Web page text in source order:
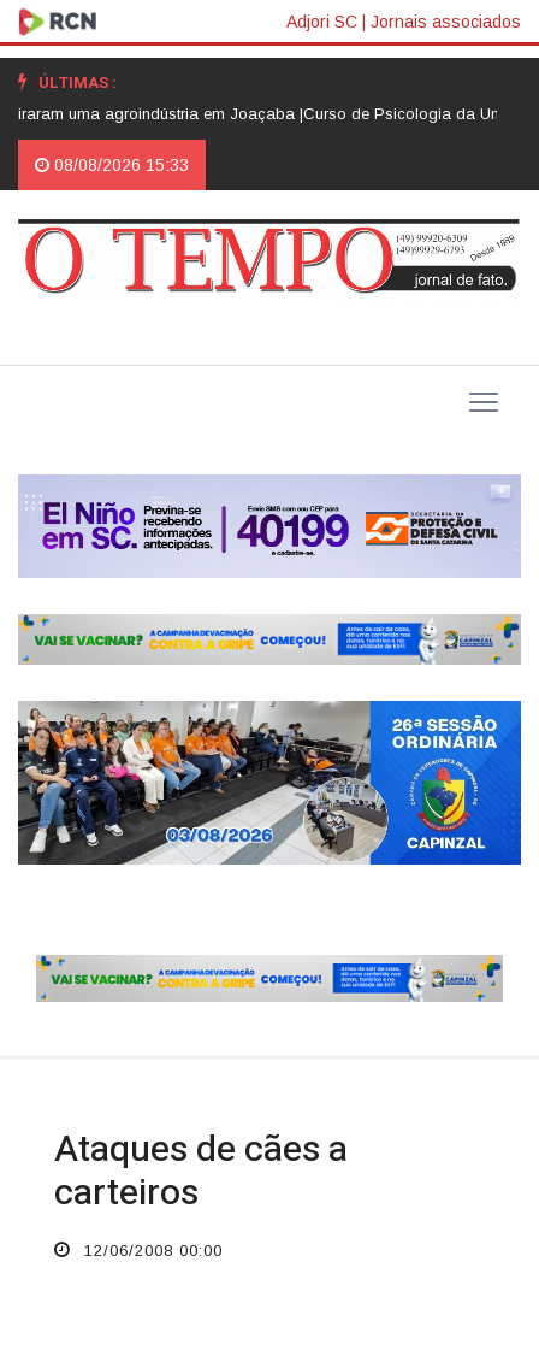
Adjori SC | Jornais associados
ÚLTIMAS :
uma agroindústria em Joaçaba |Curso de Psicologia da Unoesc
08/08/2026 15:33
Ataques de cães a
carteiros
12/06/2008 00:00